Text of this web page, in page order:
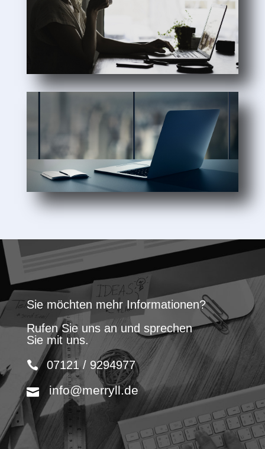
Sie möchten mehr Informationen?
Rufen Sie uns an und sprechen
Sie mit uns.
07121 / 9294977
info@merryll.de